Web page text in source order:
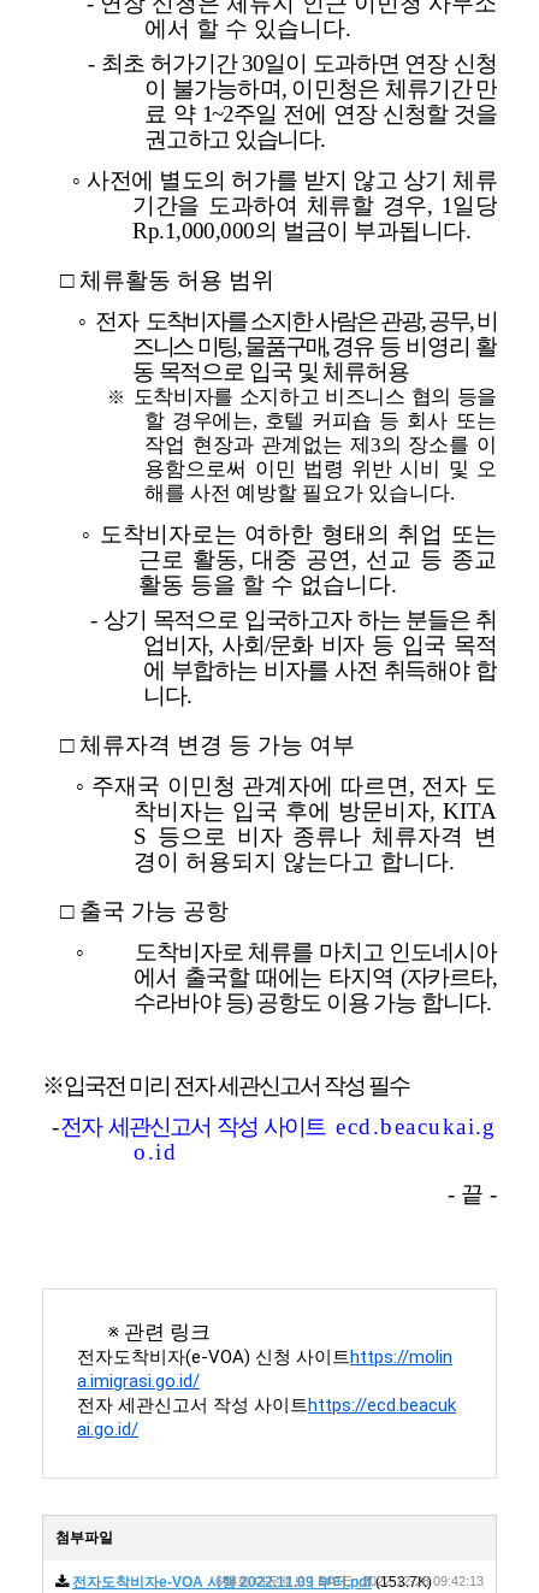
에서 할 수 있습니다.
- 최초 허가기간 30일이 도과하면 연장 신청
이 불가능하며, 이민청은 체류기간 만
료 약 1~2주일 전에 연장 신청할 것을
권고하고 있습니다.
◦ 사전에 별도의 허가를 받지 않고 상기 체류
기간을 도과하여 체류할 경우, 1일당
Rp.1,000,000의 벌금이 부과됩니다.
□ 체류활동 허용 범위
◦ 전자 도착비자를 소지한 사람은 관광, 공무, 비
즈니스 미팅, 물품구매, 경유등 비영리 활
동 목적으로 입국 및 체류허용
※ 도착비자를 소지하고 비즈니스 협의 등을
할 경우에는, 호텔 커피숍 등 회사 또는
작업 현장과 관계없는 제3의 장소를 이
용함으로써 이민 법령 위반 시비 및 오
해를 사전 예방할 필요가 있습니다.
◦ 도착비자로는 여하한 형태의 취업 또는
근로 활동, 대중 공연, 선교 등 종교
활동 등을 할 수 없습니다.
- 상기 목적으로 입국하고자 하는 분들은 취
업비자, 사회/문화 비자 등 입국 목적
에 부합하는 비자를 사전 취득해야 합
니다.
□ 체류자격 변경 등 가능 여부
◦ 주재국 이민청 관계자에 따르면, 전자 도
착비자는 입국 후에 방문비자, KITA
S 등으로 비자 종류나 체류자격 변
경이 허용되지 않는다고 합니다.
□ 출국 가능 공항
◦
도착비자로 체류를 마치고 인도네시아
에서 출국할 때에는 타지역 (자카르타,
수라바야 등) 공항도 이용 가능 합니다.
※입국전 미리 전자 세관신고서 작성 필수
-전자 세관신고서 작성 사이트 ecd.beacukai.g
o.id
- 끝 -
※ 관련 링크
전자도착비자(e-VOA) 신청 사이트https://molin
a.imigrasi.go.id/
전자 세관신고서 작성 사이트https://ecd.beacuk
ai.go.id/
첨부파일
전자도착비자e-VOA 시행 2022.11.09 부터.pdf(153.7K)
644회 다운로드 | DATE : 2022-12-28 09:42:13